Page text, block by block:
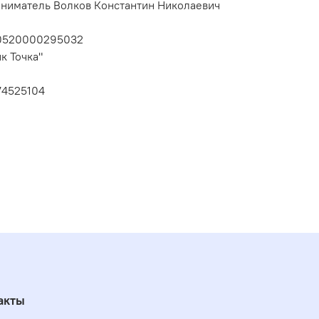
Волков Константин Николаевич
Точка"